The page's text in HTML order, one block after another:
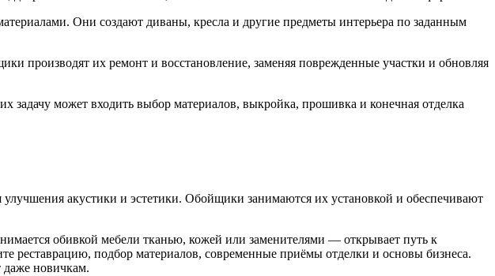
Они создают диваны, кресла и другие предметы интерьера по заданным
производят их ремонт и восстановление, заменяя поврежденные участки и обновляя
может входить выбор материалов, выкройка, прошивка и конечная отделка
акустики и эстетики. Обойщики занимаются их установкой и обеспечивают
обивкой мебели тканью, кожей или заменителями — открывает путь к
реставрацию, подбор материалов, современные приёмы отделки и основы бизнеса.
даже новичкам.